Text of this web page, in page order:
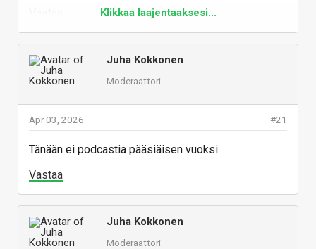
Klikkaa laajentaaksesi...
Juha Kokkonen
Moderaattori
#21
Apr 03, 2026
Tänään ei podcastia pääsiäisen vuoksi.
Vastaa
Juha Kokkonen
Moderaattori